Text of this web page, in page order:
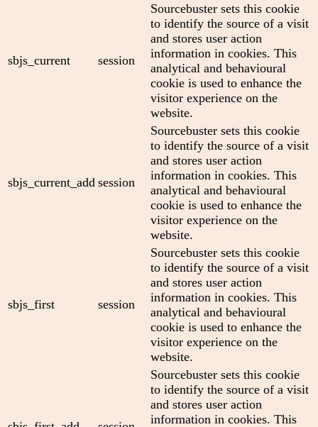
sbjs_current session
Sourcebuster sets this cookie
to identify the source of a visit
and stores user action
information in cookies. This
analytical and behavioural
cookie is used to enhance the
visitor experience on the
website.
sbjs_current_add session
Sourcebuster sets this cookie
to identify the source of a visit
and stores user action
information in cookies. This
analytical and behavioural
cookie is used to enhance the
visitor experience on the
website.
sbjs_first session
Sourcebuster sets this cookie
to identify the source of a visit
and stores user action
information in cookies. This
analytical and behavioural
cookie is used to enhance the
visitor experience on the
website.
Sourcebuster sets this cookie
to identify the source of a visit
and stores user action
information in cookies. This